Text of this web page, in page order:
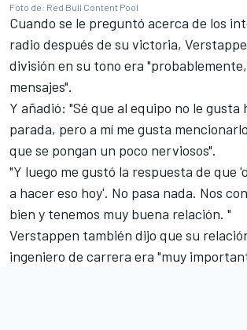
Foto de: Red Bull Content Pool
Cuando se le preguntó acerca de los
radio después de su victoria,
división en su tono era
mensajes".
Y añadió: "Sé que al equipo no le gusta
parada, pero a mí me gusta
que se pongan un poco nerviosos".
"Y luego me gustó la respuesta de que
a hacer eso hoy'. No pasa nada. Nos
bien y tenemos muy buena relación. "
Verstappen también dijo que su
ingeniero de carrera era "muy